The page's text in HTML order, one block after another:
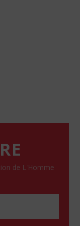
de L'Homme